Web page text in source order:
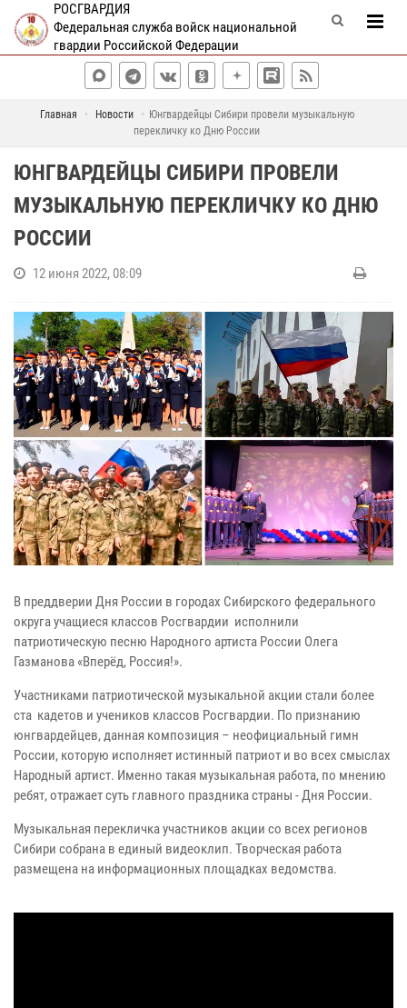
РОСГВАРДИЯ
Федеральная служба войск национальной
гвардии Российской Федерации
Главная Новости
Юнгвардейцы Сибири провели музыкальную
перекличку ко Дню России
ЮНГВАРДЕЙЦЫ СИБИРИ ПРОВЕЛИ
МУЗЫКАЛЬНУЮ ПЕРЕКЛИЧКУ КО ДНЮ
РОССИИ
12 июня 2022, 08:09
В преддверии Дня России в городах Сибирского федерального
округа учащиеся классов Росгвардии исполнили
патриотическую песню Народного артиста России Олега
Газманова «Вперёд, Россия!».
Участниками патриотической музыкальной акции стали более
ста кадетов и учеников классов Росгвардии. По признанию
юнгвардейцев, данная композиция – неофициальный гимн
России, которую исполняет истинный патриот и во всех смыслах
Народный артист. Именно такая музыкальная работа, по мнению
ребят, отражает суть главного праздника страны - Дня России.
Музыкальная перекличка участников акции со всех регионов
Сибири собрана в единый видеоклип. Творческая работа
размещена на информационных площадках ведомства.